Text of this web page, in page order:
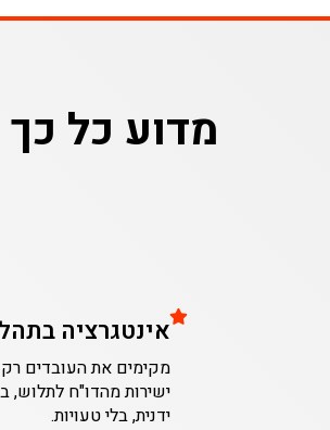
מדוע כל
אינטגרציה
מקימים את העובדים רק
ישירות מהדו"ח
ידנית, בלי טעויות.